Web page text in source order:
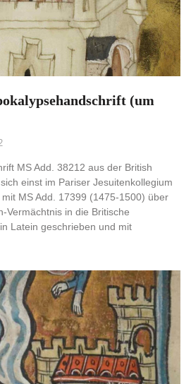
(um
MS Add. 38212 aus der British
einst im Pariser Jesuitenkollegium
MS Add. 17399 (1475-1500) über
Vermächtnis in die Britische
Latein geschrieben und mit